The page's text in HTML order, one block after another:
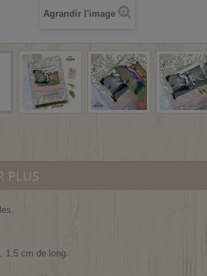
Agrandir l'image
PLUS
1,5 cm de long.